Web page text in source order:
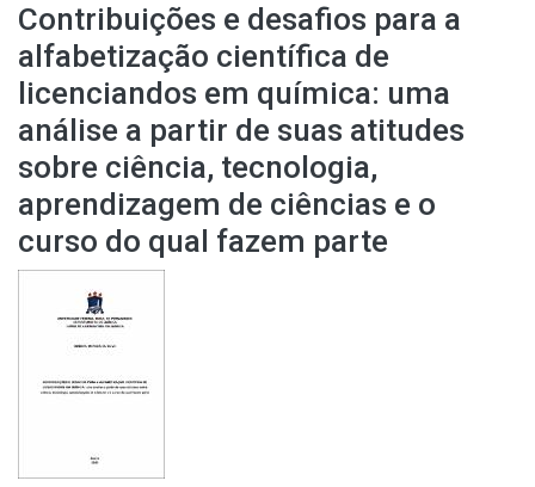
Contribuições e desafios para a
alfabetização científica de
licenciandos em química: uma
análise a partir de suas atitudes
sobre ciência, tecnologia,
aprendizagem de ciências e o
curso do qual fazem parte